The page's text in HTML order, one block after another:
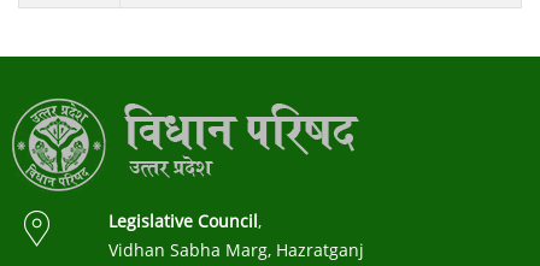
Legislative Council,
Vidhan Sabha Marg, Hazratganj